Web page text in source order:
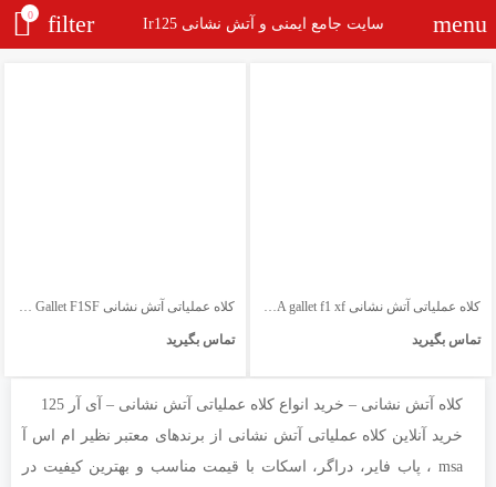
menu سایت جامع ایمنی و آتش نشانی Ir125 filter
0
کلاه عملیاتی آتش نشانی MSA gallet f1 xf
تماس بگیرید
کلاه عملیاتی آتش نشانی MSA Gallet F1SF
تماس بگیرید
کلاه آتش نشانی – خرید انواع کلاه عملیاتی آتش نشانی – آی آر 125
خرید آنلاین کلاه عملیاتی آتش نشانی از برندهای معتبر نظیر ام اس آ
msa ، پاب فایر، دراگر، اسکات با قیمت مناسب و بهترین کیفیت در